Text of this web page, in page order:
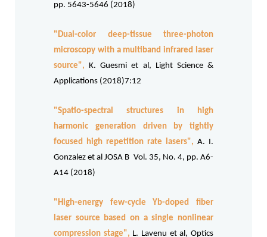
pp. 5643-5646 (2018)
"Dual-color deep-tissue three-photon
microscopy with a multiband infrared laser
source",K. Guesmi et al, Light Science &
Applications (2018)7:12
"Spatio-spectral structures in high
harmonic generation driven by tightly
focused high repetition rate lasers", A. I.
Gonzalez et al JOSA B Vol. 35, No. 4, pp. A6-
A14 (2018)
"High-energy few-cycle Yb-doped fiber
laser source based on a single nonlinear
compression stage", L. Lavenu et al, Optics